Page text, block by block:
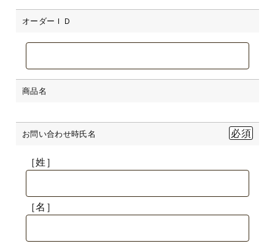
オーダーＩＤ
商品名
お問い合わせ時氏名
［姓］
［名］